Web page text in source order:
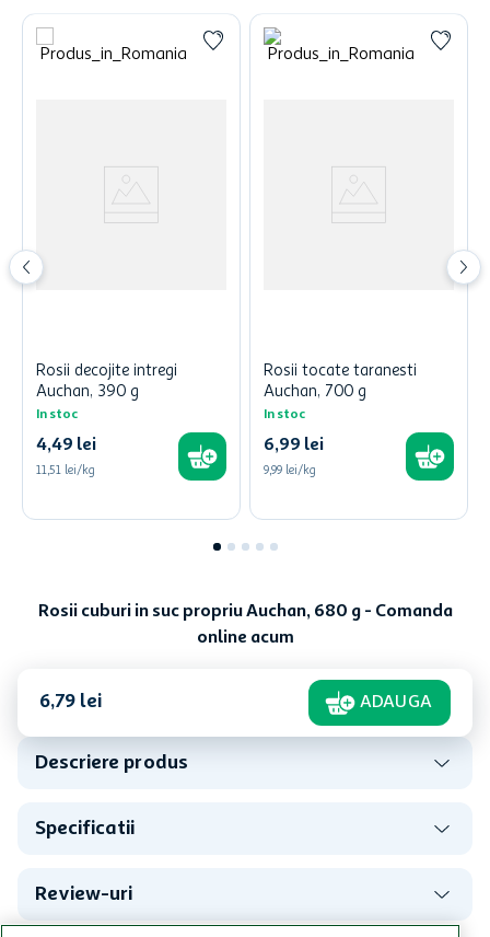
Rosii decojite intregi
Auchan, 390 g
In stoc
4,49 lei
11,51 lei/kg
Rosii tocate taranesti
Auchan, 700 g
In stoc
6,99 lei
9,99 lei/kg
Rosii cuburi in suc propriu Auchan, 680 g - Comanda
online acum
6,79 lei ADAUGA
Descriere produs
Specificatii
Review-uri